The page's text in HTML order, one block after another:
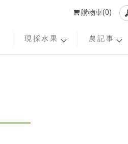
現採水果 農記事
購物車(0)